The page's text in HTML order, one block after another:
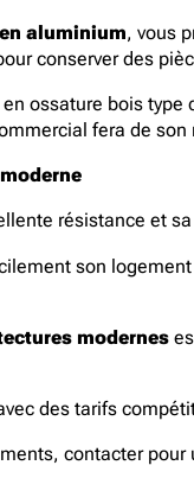
aluminium, vous
conserver des
ossature bois type
fera de
résistance et
son
modernes
des tarifs
contacter